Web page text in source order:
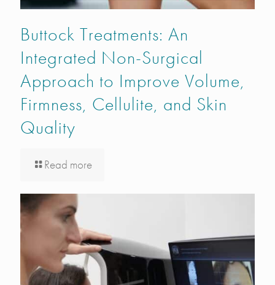
Buttock Treatments: An
Integrated Non-Surgical
Approach to Improve Volume,
Firmness, Cellulite, and Skin
Quality
Read more